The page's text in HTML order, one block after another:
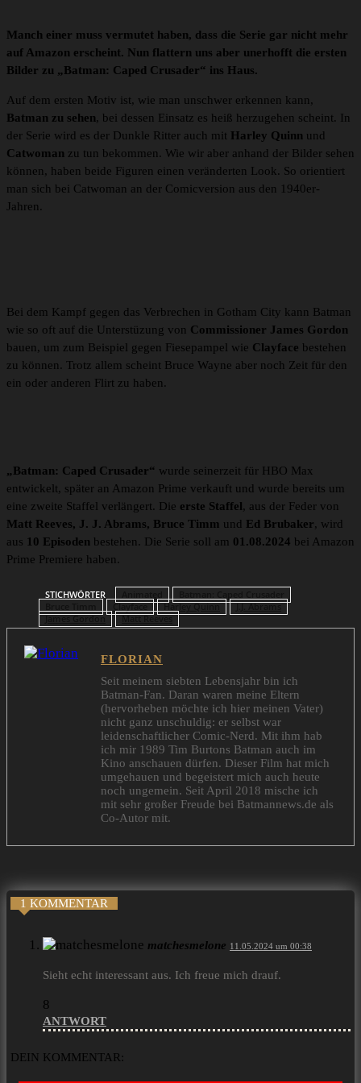
Manch einer muss vermutet haben, dass die Serie gar nicht mehr
auf Amazon erscheint. Nun flattern uns aber unerhofft die ersten
Bilder zu „Batman: Caped Crusader“ ins Haus.
Auf dem ersten Motiv ist, wie man unschwer erkennen kann,
Batman zu sehen, bei dessen Einsatz es heiß herzugehen scheint. In
der Serie wird es der Dunkle Ritter auch mit Harley Quinn und
Catwoman zu tun bekommen. Wie wir aber anhand der Bilder sehen
können, haben beide Figuren einen veränderten Look. So orientiert
man sich bei Catwoman an der Comicversion aus den 1940er-
Jahren.
Bei dem Kampf gegen das Verbrechen in Gotham City kann Batman
wie so oft auf die Unterstüzung von Commissioner James Gordon
bauen, um zum Beispiel gegen Fiesepampel wie Clayface bestehen
zu können. Trotz allem scheint Bruce Wayne aber noch Zeit für den
ein oder anderen Flirt zu haben.
„Batman: Caped Crusader“ wurde seinerzeit für HBO Max
entwickelt, später an Amazon Prime verkauft und wurde bereits um
eine zweite Staffel verlängert. Die erste Staffel, aus der Feder von
Matt Reeves, J. J. Abrams, Bruce Timm und Ed Brubaker, wird
aus 10 Episoden bestehen. Die Serie soll am 01.08.2024 bei Amazon
Prime Premiere haben.
STICHWÖRTER
Clayface Harley Quinn
J.J. Abrams
James Gordon
Matt Reeves
FLORIAN
Seit meinem siebten Lebensjahr bin ich
Batman-Fan. Daran waren meine Eltern
(hervorheben möchte ich hier meinen Vater)
nicht ganz unschuldig: er selbst war
leidenschaftlicher Comic-Nerd. Mit ihm hab
ich mir 1989 Tim Burtons Batman auch im
Kino anschauen dürfen. Dieser Film hat mich
umgehauen und begeistert mich auch heute
noch ungemein. Seit April 2018 mische ich
mit sehr großer Freude bei Batmannews.de als
Co-Autor mit.
1 KOMMENTAR
matchesmelone 11.05.2024 um 00:38
Sieht echt interessant aus. Ich freue mich drauf.
8
ANTWORT
DEIN KOMMENTAR: